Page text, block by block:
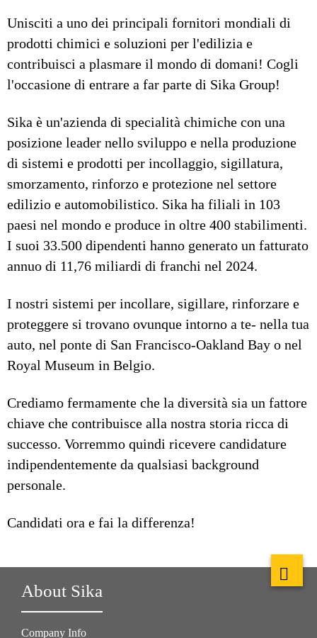
Unisciti a uno dei principali fornitori mondiali di
prodotti chimici e soluzioni per l'edilizia e
contribuisci a plasmare il mondo di domani! Cogli
l'occasione di entrare a far parte di Sika Group!
Sika è un'azienda di specialità chimiche con una
posizione leader nello sviluppo e nella produzione
di sistemi e prodotti per incollaggio, sigillatura,
smorzamento, rinforzo e protezione nel settore
edilizio e automobilistico. Sika ha filiali in 103
paesi nel mondo e produce in oltre 400 stabilimenti.
I suoi 33.500 dipendenti hanno generato un fatturato
annuo di 11,76 miliardi di franchi nel 2024.
I nostri sistemi per incollare, sigillare, rinforzare e
proteggere si trovano ovunque intorno a te- nella tua
auto, nel ponte di San Francisco-Oakland Bay o nel
Royal Museum in Belgio.
Crediamo fermamente che la diversità sia un fattore
chiave che contribuisce alla nostra storia ricca di
successo. Vorremmo quindi ricevere candidature
indipendentemente da qualsiasi background
personale.
Candidati ora e fai la differenza!
About Sika
Company Info